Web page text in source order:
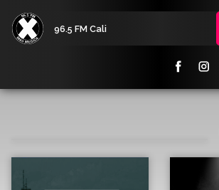
96.5 FM Cali